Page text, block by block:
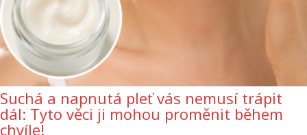
Suchá a napnutá pleť vás nemusí trápit
dál: Tyto věci ji mohou proměnit během
chvíle!